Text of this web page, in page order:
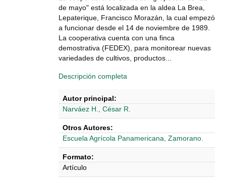
de mayo" está localizada en la aldea La Brea,
Lepaterique, Francisco Morazán, la cual empezó
a funcionar desde el 14 de noviembre de 1989.
La cooperativa cuenta con una finca
demostrativa (FEDEX), para monitorear nuevas
variedades de cultivos, productos...
Descripción completa
Autor principal:
Narváez H., César R.
Otros Autores:
Escuela Agrícola Panamericana, Zamorano.
Formato:
Artículo